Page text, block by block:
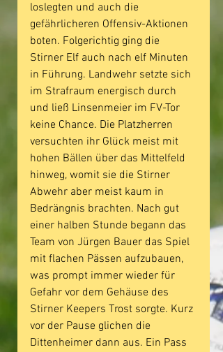
loslegten und auch die
gefährlicheren Offensiv-Aktionen
boten. Folgerichtig ging die
Stirner Elf auch nach elf Minuten
in Führung. Landwehr setzte sich
im Strafraum energisch durch
und ließ Linsenmeier im FV-Tor
keine Chance. Die Platzherren
versuchten ihr Glück meist mit
hohen Bällen über das Mittelfeld
hinweg, womit sie die Stirner
Abwehr aber meist kaum in
Bedrängnis brachten. Nach gut
einer halben Stunde begann das
Team von Jürgen Bauer das Spiel
mit flachen Pässen aufzubauen,
was prompt immer wieder für
Gefahr vor dem Gehäuse des
Stirner Keepers Trost sorgte. Kurz
vor der Pause glichen die
Dittenheimer dann aus. Ein Pass